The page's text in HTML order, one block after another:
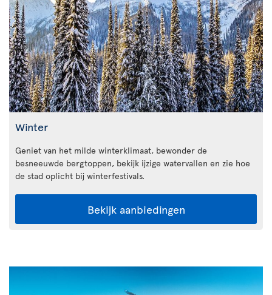
Winter
Geniet van het milde winterklimaat, bewonder de
besneeuwde bergtoppen, bekijk ijzige watervallen en zie hoe
de stad oplicht bij winterfestivals.
Bekijk aanbiedingen